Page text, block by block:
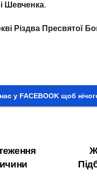
Шевченка.
Різдва Пресвятої
у FACEBOOK щоб